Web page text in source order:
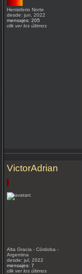
Hemisferio Norte
desde: jun, 2022
mensajes: 205
clik ver los últimos
VictorAdrian
Alta Gracia - Córdoba -
Argentina
desde: jul, 2022
mensajes: 7
clik ver los últimos